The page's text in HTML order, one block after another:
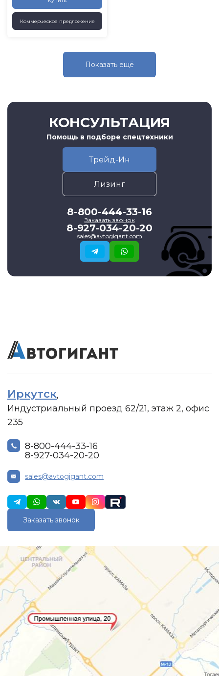
Коммерческое предложение
Показать eщё
КОНСУЛЬТАЦИЯ
Помощь в подборе спецтехники
Трейд-Ин
Лизинг
8-800-444-33-16
Заказать звонок
8-927-034-20-20
sales@avtogigant.com
Иркутск,
Индустриальный проезд 62/21, этаж 2, офис
235
8-800-444-33-16
8-927-034-20-20
sales@avtogigant.com
Заказать звонок